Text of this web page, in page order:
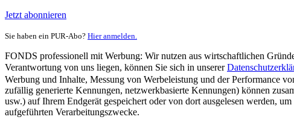
Jetzt abonnieren
Sie haben ein PUR-Abo? Hier anmelden.
FONDS professionell mit Werbung: Wir nutzen aus wirtschaftlichen
Verantwortung von uns liegen, können Sie sich in unserer
Werbung und Inhalte, Messung von Werbeleistung und der Performance
zufällig generierte Kennungen, netzwerkbasierte Kennungen) können
usw.) auf Ihrem Endgerät gespeichert oder von dort ausgelesen werden,
aufgeführten Verarbeitungszwecke.